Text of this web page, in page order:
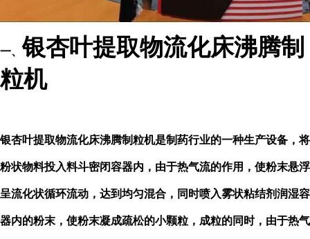
一、银杏叶提取物流化床沸腾制
粒机
银杏叶提取物流化床沸腾制粒机是制药行业的一种生产设备，将
粉状物料投入料斗密闭容器内，由于热气流的作用，使粉末悬浮
呈流化状循环流动，达到均匀混合，同时喷入雾状粘结剂润湿容
器内的粉末，使粉末凝成疏松的小颗粒，成粒的同时，由于热气